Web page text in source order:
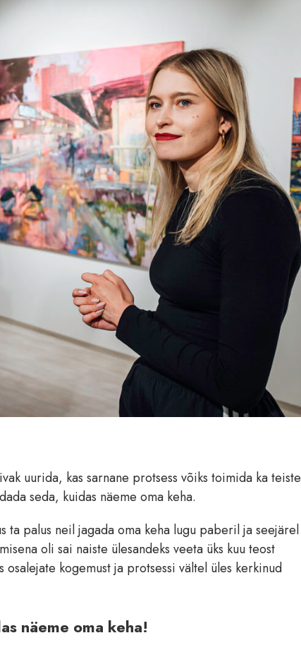
uurida, kas sarnane protsess võiks toimida ka teiste
seda, kuidas näeme oma keha.
ta palus neil jagada oma keha lugu paberil ja seejärel
oli sai naiste ülesandeks veeta üks kuu teost
kogemust ja protsessi vältel üles kerkinud
näeme oma keha!